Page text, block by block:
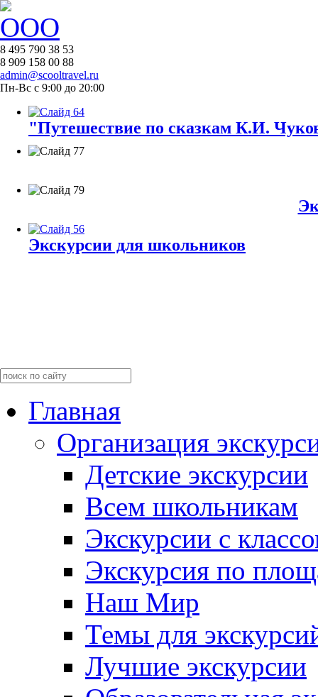
8 495 790 38 53
8 909 158 00 88
admin@scooltravel.ru
Пн-Вс с 9:00 до 20:00
"Путешествие по сказкам К.И.
Экскурсии для школьников
Главная
Организация
Детские экскурсии
Всем школьникам
Экскурсии c
Экскурсия по
Наш Мир
Темы для
Лучшие экскурсии